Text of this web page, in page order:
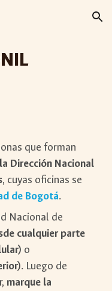
Skip to navigation
que forman
Dirección Nacional
, cuyas oficinas se
de Bogotá.
Nacional de
cualquier parte
o
. Luego de
marque la